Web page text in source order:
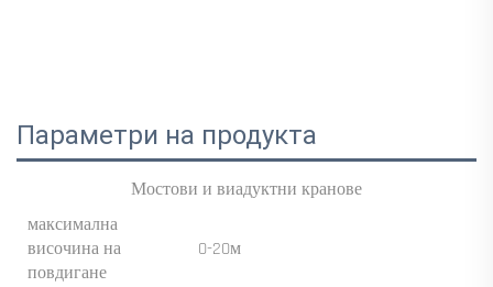
Параметри на продукта
Мостови и виадуктни кранове
максимална
височина на
повдигане
0-20м